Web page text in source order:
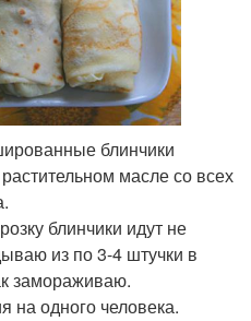
блинчики
масле со всех
блинчики идут не
из по 3-4 штучки в
замораживаю.
на одного человека.